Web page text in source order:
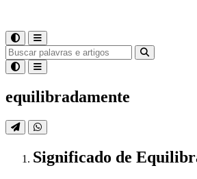
equilibradamente
Significado de